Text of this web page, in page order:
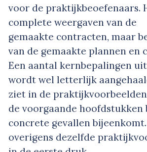
voor de praktijkbeoefenaars.
complete weergaven van de
gemaakte contracten, maar
van de gemaakte plannen en
Een aantal kernbepalingen
wordt wel letterlijk
ziet in de
de voorgaande hoofdstukken
concrete gevallen
overigens dezelfde